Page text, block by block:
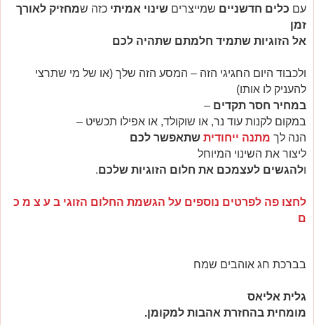
עם כלים חדשניים שמייצרים שינוי אמיתי כזה שמחזיק לאורך
זמן
אל הזוגיות שתמיד חלמתם שתהיה לכם
ולכבוד היום החגיגי הזה – המסע הזה שלך (או של מי שתרצי
להעניק לו אותו)
במחיר חסר תקדים –
במקום לקנות עוד נר, או שוקולד, או אפילו תכשיט –
הנה לך מתנה ייחודית שתאפשר לכם
ליצור את השינוי המיוחל
ולהגשים לעצמכם את חלום הזוגיות שלכם.
לחצו פה לפרטים נוספים על הגשמת החלום הזוגי ב ע צ מ כ
ם
בברכת חג אוהבים שמח
גלית אליאס
מומחית בהחזרת אהבות למקומן.